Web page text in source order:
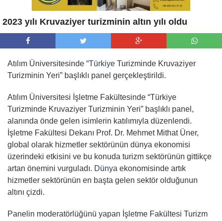
2023 yılı Kruvaziyer turizminin altın yılı oldu
Atılım Üniversitesinde “Türkiye Turizminde Kruvaziyer
Turizminin Yeri” başlıklı panel gerçekleştirildi.
Atılım Üniversitesi İşletme Fakültesinde “Türkiye
Turizminde Kruvaziyer Turizminin Yeri” başlıklı panel,
alanında önde gelen isimlerin katılımıyla düzenlendi.
İşletme Fakültesi Dekanı Prof. Dr. Mehmet Mithat Üner,
global olarak hizmetler sektörünün dünya ekonomisi
üzerindeki etkisini ve bu konuda turizm sektörünün gittikçe
artan önemini vurguladı. Dünya ekonomisinde artık
hizmetler sektörünün en başta gelen sektör olduğunun
altını çizdi.
Panelin moderatörlüğünü yapan İşletme Fakültesi Turizm